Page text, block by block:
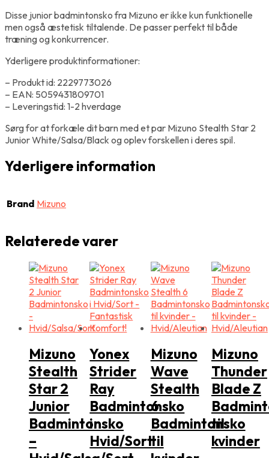
Disse junior badmintonsko fra Mizuno er ikke kun funktionelle
men også æstetisk tiltalende. De passer perfekt til både
træning og konkurrencer.
Yderligere produktinformationer:
– Produkt id: 2229773026
– EAN: 5059431809701
– Leveringstid: 1-2 hverdage
Sørg for at forkæle dit barn med et par Mizuno Stealth Star 2
Junior White/Salsa/Black og oplev forskellen i deres spil.
Yderligere information
Brand Mizuno
Relaterede varer
Mizuno
Stealth
Star 2
Junior
Badmintonsko
–
Yonex
Strider
Ray
Badmintonsko
i
Hvid/Sort
Mizuno
Wave
Stealth
6
Badmintonsko
til
Mizuno
Thunder
Blade Z
til
kvinder